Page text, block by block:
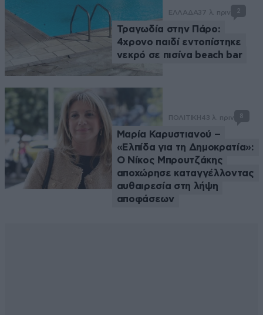
ΕΛΛΑΔΑ37 λ. πριν 2
Τραγωδία στην Πάρο:
4χρονο παιδί εντοπίστηκε
νεκρό σε πισίνα beach bar
ΠΟΛΙΤΙΚΗ43 λ. πριν 8
Μαρία Καρυστιανού –
«Ελπίδα για τη Δημοκρατία»:
Ο Νίκος Μπρουτζάκης
αποχώρησε καταγγέλλοντας
αυθαιρεσία στη λήψη
αποφάσεων